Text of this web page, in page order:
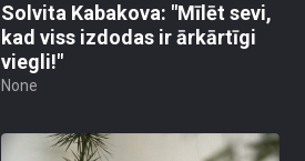
Solvita Kabakova: "Mīlēt sevi,
kad viss izdodas ir ārkārtīgi
viegli!"
None